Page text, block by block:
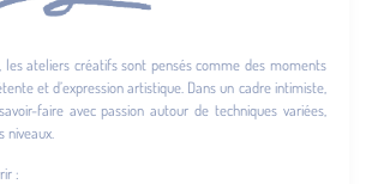
les ateliers créatifs sont pensés comme des moments
et d’expression artistique. Dans un cadre intimiste,
faire avec passion autour de techniques variées,
niveaux.
: